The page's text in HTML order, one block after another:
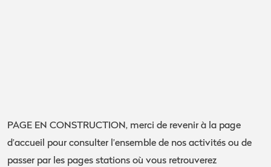
PAGE EN CONSTRUCTION, merci de revenir à la page
d’accueil pour consulter l’ensemble de nos activités ou de
passer par les pages stations où vous retrouverez